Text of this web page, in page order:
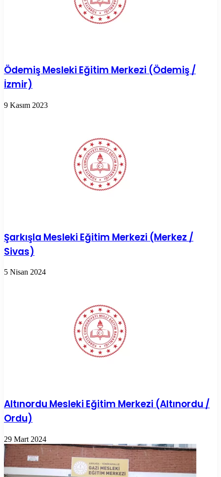
Ödemiş Mesleki Eğitim Merkezi (Ödemiş /
İzmir)
9 Kasım 2023
Şarkışla Mesleki Eğitim Merkezi (Merkez /
Sivas)
5 Nisan 2024
Altınordu Mesleki Eğitim Merkezi (Altınordu /
Ordu)
29 Mart 2024